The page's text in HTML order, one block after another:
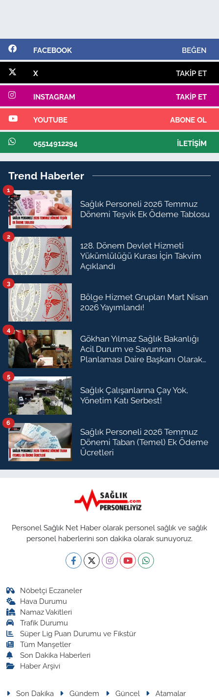
FACEBOOK BEĞEN
X TAKIP ET
INSTAGRAM TAKIP ET
YOUTUBE ABONE OL
05514912294 İLETIŞIM
Trend Haberler
Sağlık Personeli 2026 Temmuz
Dönemi Teşvik Ek Ödeme Tablosu
1
128. Dönem Devlet Hizmeti
Yükümlülüğü Kurası İçin Takvim
Açıklandı
2
Bölge Hizmet Grupları Mart Nisan
2026 Yayımlandı!
3
Gökhan Yılmaz Sağlık Bakanlığı
Acil Durum ve Savunma
Planlaması Daire Başkanı Olarak
4
Sağlık Çalışanlarına Çay Yok,
Yönetim Katı Serbest!
5
Sağlık Personeli 2026 Temmuz
Dönemi Taban (Temel) Ek Ödeme
Ücretleri
6
Personel Sağlık Net Haber olarak personel sağlık ve sağlık
personel haberlerini son dakika olarak sunuyoruz.
Nöbetçi Eczaneler
Hava Durumu
Namaz Vakitleri
Trafik Durumu
Süper Lig Puan Durumu ve Fikstür
Tüm Manşetler
Son Dakika Haberleri
Haber Arşivi
Son Dakika Gündem Güncel Atamalar